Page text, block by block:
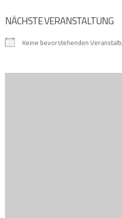
NÄCHSTE VERANSTALTUNG
Keine bevorstehenden